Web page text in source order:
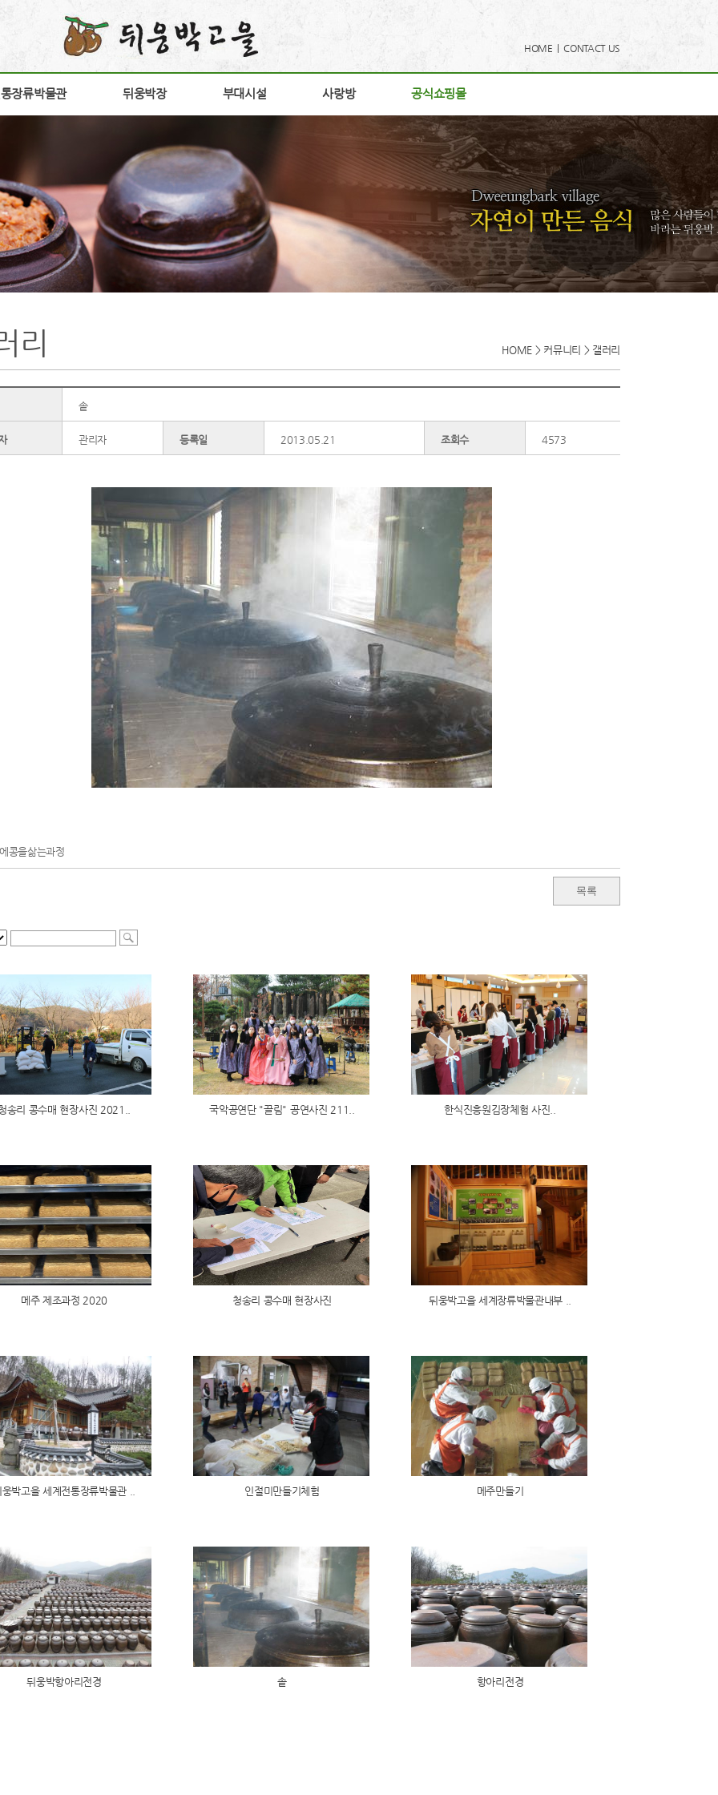
HOME |CONTACT US
장류박물관 뒤웅박장 부대시설 사랑방 공식쇼핑몰
장류박물관 뒤웅박장 부대시설 사랑방 공식쇼핑몰
상품소개
연구개발
구절초고추장
가비향
전시판매장
홍보동영상
리 HOME > 커뮤니티 > 갤러리
솥
관리자 등록일 2013.05.21 조회수 4573
콩을삶는과정
송리 콩수매 현장사진 2021.. 국악공연단 "끌림" 공연사진 211.. 한식진흥원김장체험 사진..
메주 제조과정 2020 청송리 콩수매 현장사진 뒤웅박고을 세계장류박물관내부 ..
박고을 세계전통장류박물관 .. 인절미만들기체험 메주만들기
뒤웅박항아리전경 솥 항아리전경